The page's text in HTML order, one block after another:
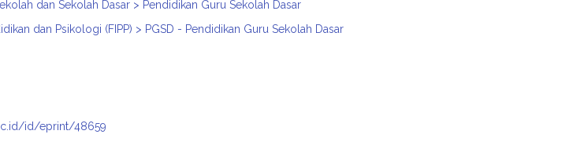
dan Sekolah Dasar > Pendidikan Guru Sekolah Dasar
dan Psikologi (FIPP) > PGSD - Pendidikan Guru Sekolah Dasar
id/eprint/48659